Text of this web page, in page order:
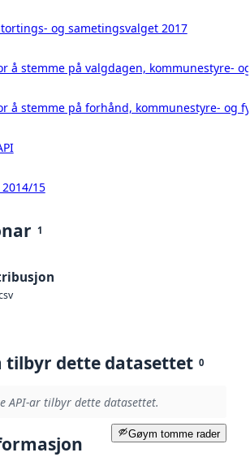
og sametingsvalget 2017
å stemme på valgdagen, kommunestyre-
å stemme på forhånd, kommunestyre- og
15
1
tilbyr dette datasettet 0
API-ar tilbyr dette datasettet.
Gøym tomme rader